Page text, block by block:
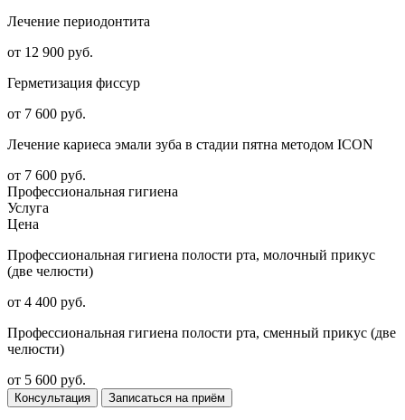
Лечение периодонтита
от 12 900 руб.
Герметизация фиссур
от 7 600 руб.
Лечение кариеса эмали зуба в стадии пятна методом ICON
от 7 600 руб.
Профессиональная гигиена
Услуга
Цена
Профессиональная гигиена полости рта, молочный прикус
(две челюсти)
от 4 400 руб.
Профессиональная гигиена полости рта, сменный прикус (две
челюсти)
от 5 600 руб.
Консультация Записаться на приём